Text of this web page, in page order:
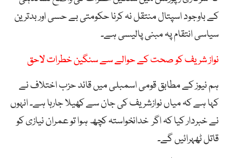
کے باوجود اسپتال منتقل نہ کرنا حکومتی بے حسی اور بدترین
سیاسی انتقام پہ مبنی پالیسی ہے۔
نواز شریف کو صحت کے حوالے سے سنگین خطرات لاحق
ہم نیوز کے مطابق قومی اسمبلی میں قائد حزب اختلاف نے
کہا ہے کہ میاں نوازشریف کی جان سے کھیلا جارہا ہے۔ انہوں
نے خبردار کیا کہ اگر خدانخواستہ کچھ ہوا تو عمران نیازی کو
قاتل ٹھہرائیں گے۔